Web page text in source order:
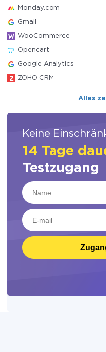
Monday.com
Gmail
WooCommerce
Opencart
Google Analytics
ZOHO CRM
Alles
Keine
14 Tage
Testzugang